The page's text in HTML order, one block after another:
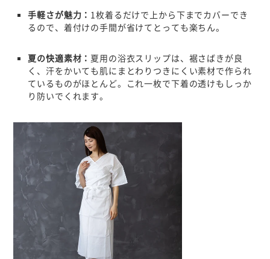
手軽さが魅力 ： 1枚着るだけで上から下までカバーでき
るので、着付けの手間が省けてとっても楽ちん。
夏の快適素材 ： 夏用の浴衣スリップは、裾さばきが良
く、汗をかいても肌にまとわりつきにくい素材で作られ
ているものがほとんど。これ一枚で下着の透けもしっか
り防いでくれます。